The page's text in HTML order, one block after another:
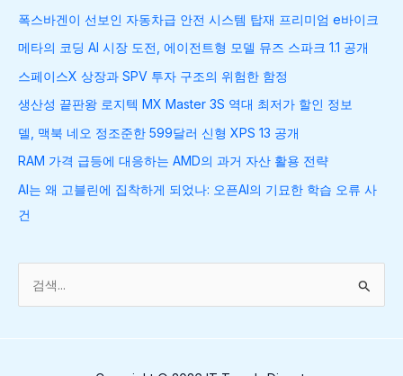
폭스바겐이 선보인 자동차급 안전 시스템 탑재 프리미엄 e바이크
메타의 코딩 AI 시장 도전, 에이전트형 모델 뮤즈 스파크 1.1 공개
스페이스X 상장과 SPV 투자 구조의 위험한 함정
생산성 끝판왕 로지텍 MX Master 3S 역대 최저가 할인 정보
델, 맥북 네오 정조준한 599달러 신형 XPS 13 공개
RAM 가격 급등에 대응하는 AMD의 과거 자산 활용 전략
AI는 왜 고블린에 집착하게 되었나: 오픈AI의 기묘한 학습 오류 사
건
대